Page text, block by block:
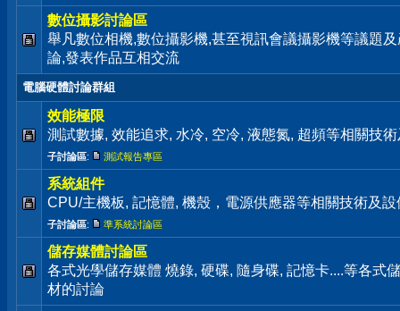
數位攝影討論區
舉凡數位相機,數位攝影機,甚至視訊會議攝影機等議題
論,發表作品互相交流
電腦硬體討論群組
效能極限
測試數據, 效能追求, 水冷, 空冷, 液態氮, 超頻等相關技
子討論區: 測試報告專區
系統組件
CPU/主機板, 記憶體, 機殼，電源供應器等相關技術及
子討論區: 準系統討論區
儲存媒體討論區
各式光學儲存媒體 燒錄, 硬碟, 隨身碟, 記憶卡....等各式
材的討論